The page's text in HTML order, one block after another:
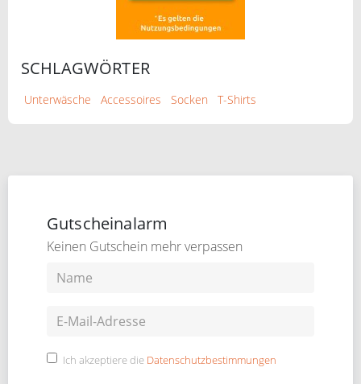
SCHLAGWÖRTER
Unterwäsche Accessoires Socken T-Shirts
Gutscheinalarm
Keinen Gutschein mehr verpassen
Ich akzeptiere die Datenschutzbestimmungen